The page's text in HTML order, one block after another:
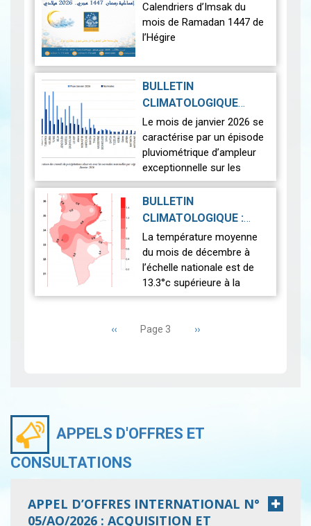
Calendriers d’Imsak du
mois de Ramadan 1447 de
l’Hégire
Ci-dessous les calendriers
d’Imsak du mois de
Ramadan 1447 de l’Hégire.
tunisiennes ainsi que…
BULLETIN
CLIMATOLOGIQUE
PRÉLIMINAIRE DU
JANVIER 2026|
2026-02-13
Le mois de janvier 2026 se
caractérise par un épisode
pluviométrique d’ampleur
exceptionnelle sur les
régions du nord et du
centre, générant des
impacts hydrologiques
BULLETIN
CLIMATOLOGIQUE :
DÉCEMBRE 2025|
2026-01-30
La température moyenne
du mois de décembre à
l’échelle nationale est de
13.3°c supérieure à la
normale (12.5°c). Cela
relativement plus chaud
Page
précédente
‹‹ Page 3 Page
››
APPELS D'OFFRES ET
CONSULTATIONS
APPEL D’OFFRES INTERNATIONAL N°
05/AO/2026 : ACQUISITION ET